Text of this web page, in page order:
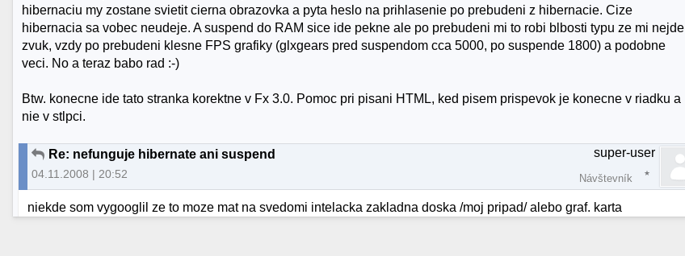
hibernaciu my zostane svietit cierna obrazovka a pyta heslo na prihlasenie po prebudeni z hibernacie. Cize
hibernacia sa vobec neudeje. A suspend do RAM sice ide pekne ale po prebudeni mi to robi blbosti typu ze mi nejde
zvuk, vzdy po prebudeni klesne FPS grafiky (glxgears pred suspendom cca 5000, po suspende 1800) a podobne
veci. No a teraz babo rad :-)
Btw. konecne ide tato stranka korektne v Fx 3.0. Pomoc pri pisani HTML, ked pisem prispevok je konecne v riadku a
nie v stlpci.
Re: nefunguje hibernate ani suspend
04.11.2008 | 20:52
super-user
Návštevník
niekde som vygooglil ze to moze mat na svedomi intelacka zakladna doska /moj pripad/ alebo graf. karta